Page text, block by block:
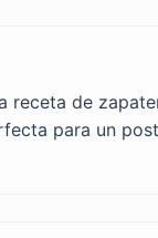
receta de
para un